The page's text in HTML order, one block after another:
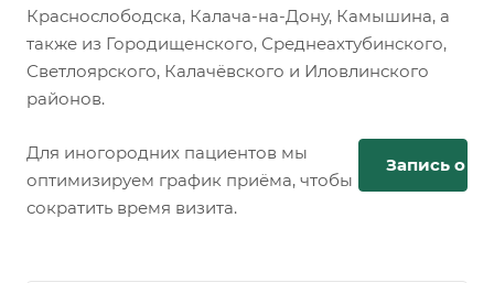
Краснослободска, Калача-на-Дону, Камышина, а
также из Городищенского, Среднеахтубинского,
Светлоярского, Калачёвского и Иловлинского
районов.
Для иногородних пациентов мы
оптимизируем график приёма, чтобы
сократить время визита.
Запись